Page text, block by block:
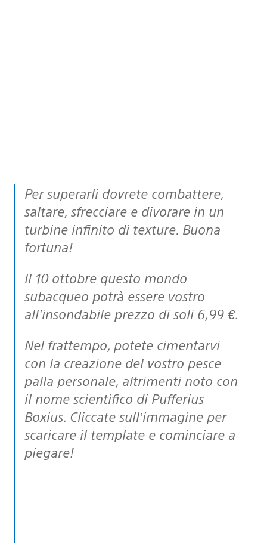
Per superarli dovrete combattere,
saltare, sfrecciare e divorare in un
turbine infinito di texture. Buona
fortuna!
Il 10 ottobre questo mondo
subacqueo potrà essere vostro
all’insondabile prezzo di soli 6,99 €.
Nel frattempo, potete cimentarvi
con la creazione del vostro pesce
palla personale, altrimenti noto con
il nome scientifico di Pufferius
Boxius. Cliccate sull’immagine per
scaricare il template e cominciare a
piegare!